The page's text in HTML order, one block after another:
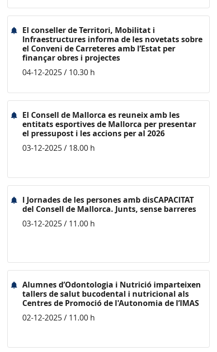
El conseller de Territori, Mobilitat i
Infraestructures informa de les novetats sobre
el Conveni de Carreteres amb l’Estat per
finançar obres i projectes
04-12-2025 / 10.30 h
El Consell de Mallorca es reuneix amb les
entitats esportives de Mallorca per presentar
el pressupost i les accions per al 2026
03-12-2025 / 18.00 h
I Jornades de les persones amb disCAPACITAT
del Consell de Mallorca. Junts, sense barreres
03-12-2025 / 11.00 h
Alumnes d’Odontologia i Nutrició imparteixen
tallers de salut bucodental i nutricional als
Centres de Promoció de l'Autonomia de l’IMAS
02-12-2025 / 11.00 h